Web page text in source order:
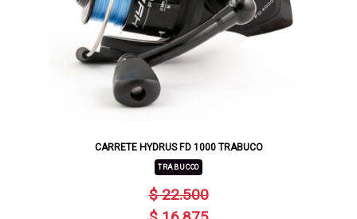
CARRETE HYDRUS FD 1000 TRABUCO
TRABUCCO
$ 22.500